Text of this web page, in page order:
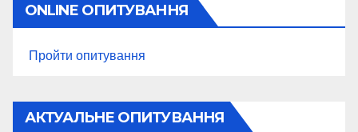
ONLINE ОПИТУВАННЯ
Пройти опитування
АКТУАЛЬНЕ ОПИТУВАННЯ